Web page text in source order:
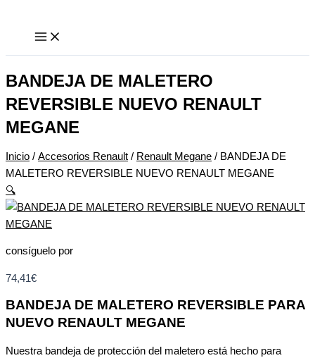
contenido
BANDEJA DE MALETERO
REVERSIBLE NUEVO RENAULT
MEGANE
Inicio / Accesorios Renault / Renault Megane / BANDEJA DE
MALETERO REVERSIBLE NUEVO RENAULT MEGANE
🔍
consíguelo por
74,41€
BANDEJA DE MALETERO REVERSIBLE PARA
NUEVO RENAULT MEGANE
Nuestra bandeja de protección del maletero está hecho para
MALETERO
REVERSIBLE
NUEVO
MEGANE
cantidad